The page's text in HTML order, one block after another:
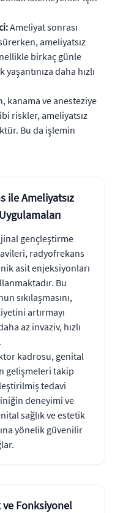
Ameliyat sonrası
ameliyatsız
birkaç günle
yaşantınıza daha hızlı
kanama ve anesteziye
riskler, ameliyatsız
Bu da işlemin
ile Ameliyatsız
gençleştirme
radyofrekans
asit enjeksiyonları
Bu
sıkılaşmasını,
artırmayı
az invaziv, hızlı
kadrosu, genital
gelişmeleri takip
tedavi
deneyimi ve
sağlık ve estetik
yönelik güvenilir
Fonksiyonel